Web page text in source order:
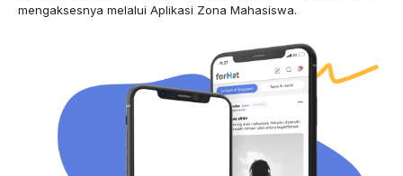
mengaksesnya melalui Aplikasi Zona Mahasiswa.